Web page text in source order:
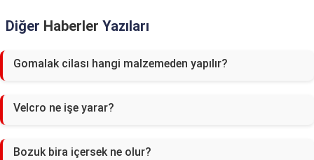
Diğer Haberler Yazıları
Gomalak cilası hangi malzemeden yapılır?
Velcro ne işe yarar?
Bozuk bira içersek ne olur?